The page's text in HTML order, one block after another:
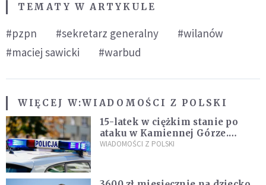
TEMATY W ARTYKULE
#pzpn #sekretarz generalny
#wilanów
#maciej sawicki
#warbud
WIĘCEJ W:WIADOMOŚCI Z POLSKI
15-latek w ciężkim stanie po
ataku w Kamiennej Górze.
Policja zatrzymała dwóch
WIADOMOŚCI Z POLSKI